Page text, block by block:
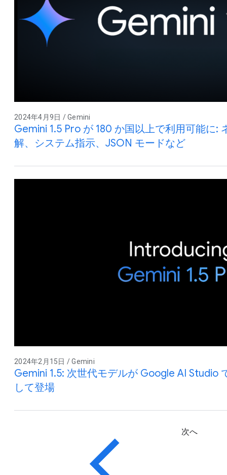
2024年4月9日 / Gemini
Gemini 1.5 Pro が 180 か国以上で利用可能に:
解、システム指示、JSON モードなど
2024年2月15日 / Gemini
Gemini 1.5: 次世代モデルが Google AI Studio
して登場
次へ